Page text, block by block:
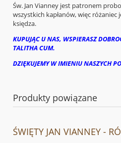
Św. Jan Vianney jest patronem
wszystkich kapłanów, więc
księdza.
KUPUJĄC U NAS, WSPIERASZ
TALITHA CUM.
DZIĘKUJEMY W IMIENIU NASZYCH
Produkty powiązane
ŚWIĘTY JAN VIANNEY -